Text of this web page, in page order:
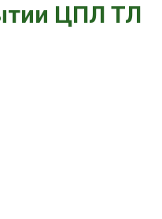
ЦПЛ ТЛ